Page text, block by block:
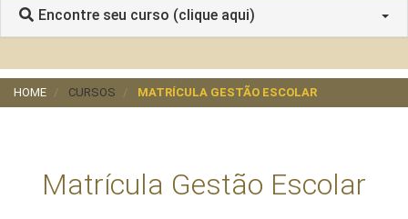
Encontre seu curso (clique aqui)
HOME CURSOS MATRÍCULA GESTÃO ESCOLAR
Matrícula Gestão Escolar